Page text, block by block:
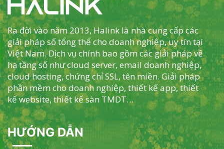
Ra đời vào năm 2013, Halink là nhà cung cấp các
giải pháp số tổng thể cho doanh nghiệp, uy tín tại
Việt Nam. Dịch vụ chính bao gồm các giải pháp về
hạ tầng số như cloud server, email doanh nghiệp,
cloud hosting, chứng chỉ SSL, tên miền. Giải pháp
phần mềm cho doanh nghiệp, thiết kế app, thiết
kế website, thiết kế sàn TMDT…
HƯỚNG DẪN